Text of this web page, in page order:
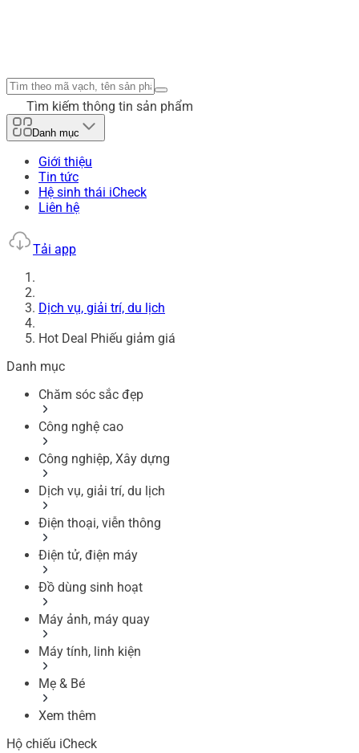
Tìm kiếm thông tin sản phẩm
Danh mục
Giới thiệu
Tin tức
Hệ sinh thái iCheck
Liên hệ
Tải app
Dịch vụ, giải trí, du lịch
Hot Deal Phiếu giảm giá
Danh mục
Chăm sóc sắc đẹp
Công nghệ cao
Công nghiệp, Xây dựng
Dịch vụ, giải trí, du lịch
Điện thoại, viễn thông
Điện tử, điện máy
Đồ dùng sinh hoạt
Máy ảnh, máy quay
Máy tính, linh kiện
Mẹ & Bé
Xem thêm
Hộ chiếu iCheck